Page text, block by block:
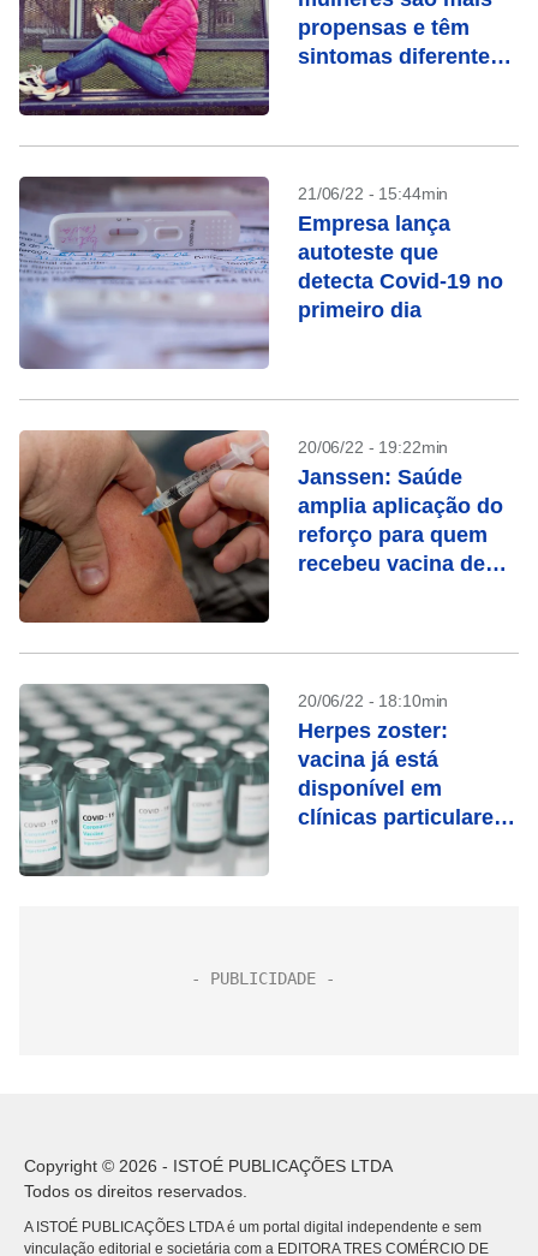
propensas e têm
sintomas diferentes
21/06/22 - 15:44min
Empresa lança
autoteste que
detecta Covid-19 no
primeiro dia
20/06/22 - 19:22min
Janssen: Saúde
amplia aplicação do
reforço para quem
recebeu vacina de
20/06/22 - 18:10min
Herpes zoster:
vacina já está
disponível em
clínicas particulares
Copyright © 2026 - ISTOÉ PUBLICAÇÕES LTDA
Todos os direitos reservados.
A ISTOÉ PUBLICAÇÕES LTDA é um portal digital independente e sem
vinculação editorial e societária com a EDITORA TRES COMÉRCIO DE